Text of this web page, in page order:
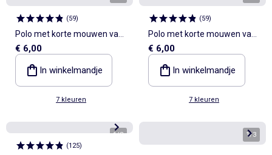
(59)
Polo met korte mouwen van
katoenpiqué
€ 6,00
In winkelmandje
7 kleuren
(59)
Polo met korte mouwen van
katoenpiqué
€ 6,00
In winkelmandje
7 kleuren
1/3
(125)
1/3